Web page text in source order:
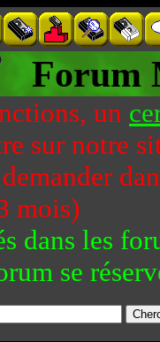
Forum
un
sur notre
mois)
dans les
se